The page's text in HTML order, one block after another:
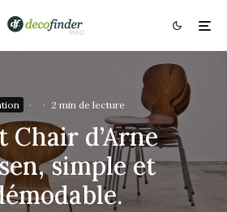
· · 2 min de lecture
Chair d’Arne
simple et